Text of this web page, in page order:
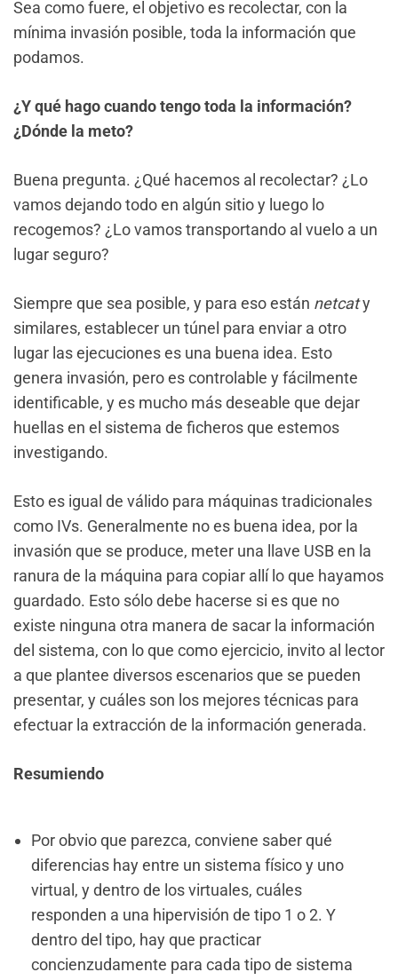
Sea como fuere, el objetivo es recolectar, con la
mínima invasión posible, toda la información que
podamos.
¿Y qué hago cuando tengo toda la información?
¿Dónde la meto?
Buena pregunta. ¿Qué hacemos al recolectar? ¿Lo
vamos dejando todo en algún sitio y luego lo
recogemos? ¿Lo vamos transportando al vuelo a un
lugar seguro?
Siempre que sea posible, y para eso están netcaty
similares, establecer un túnel para enviar a otro
lugar las ejecuciones es una buena idea. Esto
genera invasión, pero es controlable y fácilmente
identificable, y es mucho más deseable que dejar
huellas en el sistema de ficheros que estemos
investigando.
Esto es igual de válido para máquinas tradicionales
como IVs. Generalmente no es buena idea, por la
invasión que se produce, meter una llave USB en la
ranura de la máquina para copiar allí lo que hayamos
guardado. Esto sólo debe hacerse si es que no
existe ninguna otra manera de sacar la información
del sistema, con lo que como ejercicio, invito al lector
a que plantee diversos escenarios que se pueden
presentar, y cuáles son los mejores técnicas para
efectuar la extracción de la información generada.
Resumiendo
Por obvio que parezca, conviene saber qué
diferencias hay entre un sistema físico y uno
virtual, y dentro de los virtuales, cuáles
responden a una hipervisión de tipo 1 o 2. Y
dentro del tipo, hay que practicar
concienzudamente para cada tipo de sistema